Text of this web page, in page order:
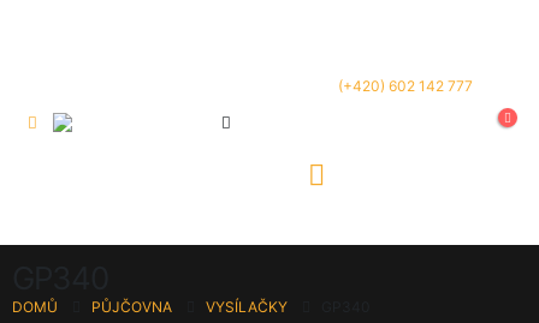
(+420) 602 142 777
DOMŮ PŮJČOVNA VYSÍLAČKY